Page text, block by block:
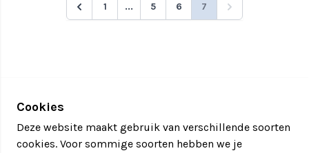
1 ... 5 6 7
Cookies
Deze website maakt gebruik van verschillende soorten
cookies. Voor sommige soorten hebben we je